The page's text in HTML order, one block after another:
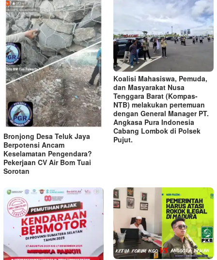
Bronjong Desa Teluk Jaya
Berpotensi Ancam
Keselamatan Pengendara?
Pekerjaan CV Air Bom Tuai
Sorotan
Koalisi Mahasiswa, Pemuda,
dan Masyarakat Nusa
Tenggara Barat (Kompas-
NTB) melakukan pertemuan
dengan General Manager PT.
Angkasa Pura Indonesia
Cabang Lombok di Polsek
Pujut.